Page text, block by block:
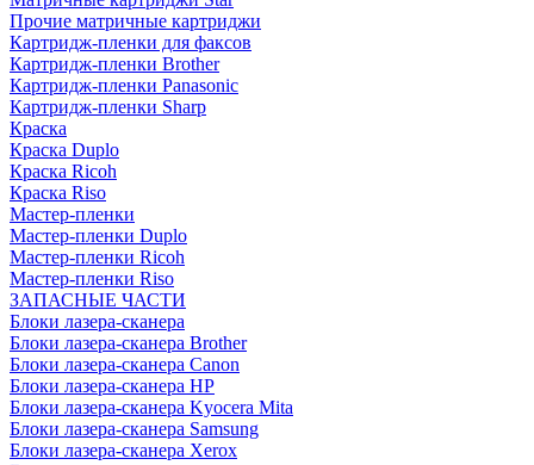
Прочие матричные картриджи
Картридж-пленки для факсов
Картридж-пленки Brother
Картридж-пленки Panasonic
Картридж-пленки Sharp
Краска
Краска Duplo
Краска Ricoh
Краска Riso
Мастер-пленки
Мастер-пленки Duplo
Мастер-пленки Ricoh
Мастер-пленки Riso
ЗАПАСНЫЕ ЧАСТИ
Блоки лазера-сканера
Блоки лазера-сканера Brother
Блоки лазера-сканера Canon
Блоки лазера-сканера HP
Блоки лазера-сканера Kyocera Mita
Блоки лазера-сканера Samsung
Блоки лазера-сканера Xerox